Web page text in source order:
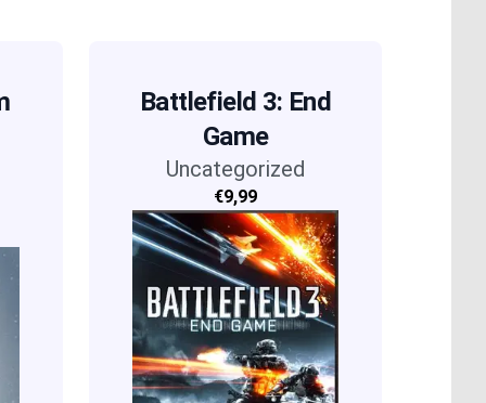
Battlefield 3: End
Game
Uncategorized
€9,99